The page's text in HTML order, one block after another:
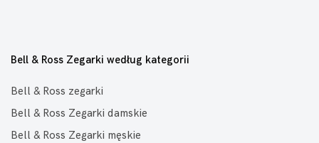
Bell & Ross Zegarki według kategorii
Bell & Ross zegarki
Bell & Ross Zegarki damskie
Bell & Ross Zegarki męskie